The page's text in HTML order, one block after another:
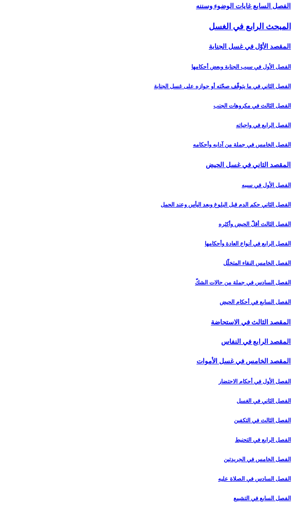
الفصل السابع غايات الوضوء وسننه‏
المبحث الرابع في الغسل‏
المقصد الأوّل في غسل الجنابة
الفصل الأول في سبب الجنابة وبعض أحكامها
الفصل الثاني في ما يتوقّف صحّته أو جوازه على غسل الجنابة
الفصل الثالث في مكروهات الجنب‏
الفصل الرابع في واجباته
الفصل الخامس في جملة من آدابه وأحكامه‏
المقصد الثاني في غسل الحيض‏
الفصل الأول في سببه
الفصل الثاني حكم الدم قبل البلوغ وبعد اليأس وعند الحمل‏
الفصل الثالث أقلّ الحيض وأكثره‏
الفصل الرابع في أنواع العادة وأحكامها
الفصل الخامس النقاء المتخلّل‏
الفصل السادس في جملة من حالات الشكّ‏
الفصل السابع في أحكام الحيض
المقصد الثالث في الاستحاضة
المقصد الرابع في النفاس‏
المقصد الخامس في غسل الأموات‏
الفصل الأول في أحكام الاحتضار
الفصل الثاني في الغسل
الفصل الثالث في التكفين
الفصل الرابع‏ في التحنيط
الفصل الخامس في الجريدتين
الفصل السادس في الصلاة عليه
الفصل السابع في التشييع